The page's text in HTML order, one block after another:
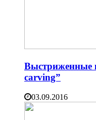
Выстриженные
carving”
03.09.2016